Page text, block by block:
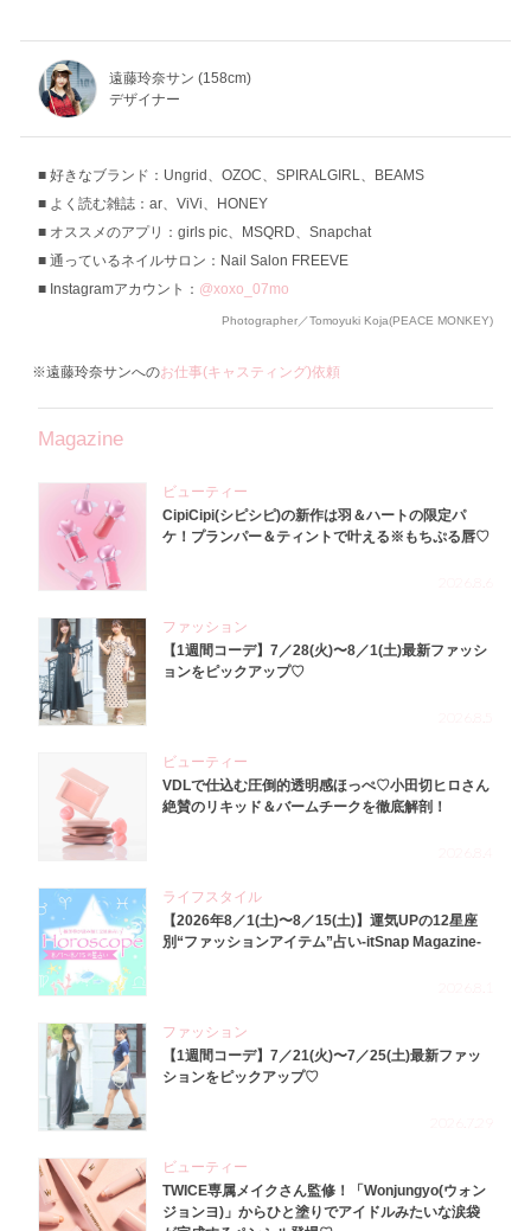
遠藤玲奈サン (158cm)
デザイナー
好きなブランド：Ungrid、OZOC、SPIRALGIRL、BEAMS
よく読む雑誌：ar、ViVi、HONEY
オススメのアプリ：girls pic、MSQRD、Snapchat
通っているネイルサロン：Nail Salon FREEVE
Instagramアカウント： @xoxo_07mo
Photographer／Tomoyuki Koja(PEACE MONKEY)
※遠藤玲奈サンへのお仕事(キャスティング)依頼
Magazine
ビューティー
CipiCipi(シピシピ)の新作は羽＆ハートの限定パ
ケ！プランパー＆ティントで叶える※もちぷる唇♡
ファッション
【1週間コーデ】7／28(火)〜8／1(土)最新ファッシ
ョンをピックアップ♡
ビューティー
VDLで仕込む圧倒的透明感ほっぺ♡小田切ヒロさん
絶賛のリキッド＆バームチークを徹底解剖！
ライフスタイル
【2026年8／1(土)〜8／15(土)】運気UPの12星座
別“ファッションアイテム”占い-itSnap Magazine-
ファッション
【1週間コーデ】7／21(火)〜7／25(土)最新ファッ
ションをピックアップ♡
ビューティー
TWICE専属メイクさん監修！「Wonjungyo(ウォン
ジョンヨ)」からひと塗りでアイドルみたいな涙袋